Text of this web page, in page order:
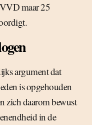
maar 25
argument dat
is opgehouden
zich daarom bewust
in de